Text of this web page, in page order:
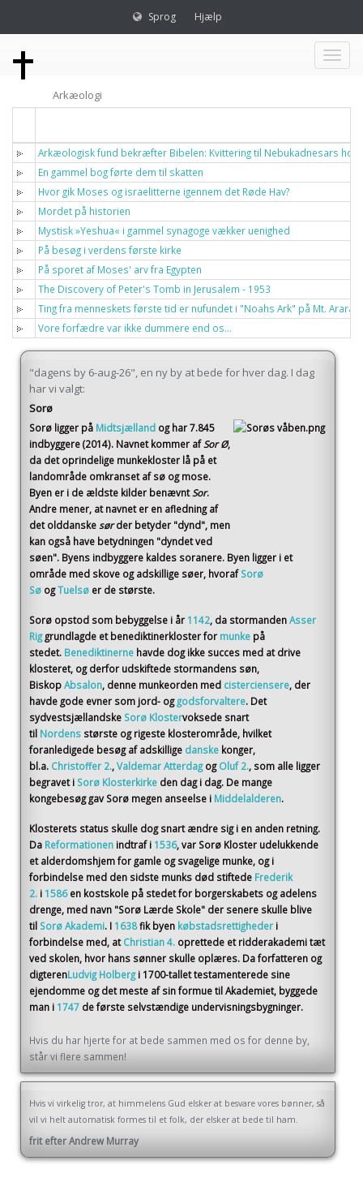
Sprog Hjælp
Toggle
Arkæologi
Arkæologisk fund bekræfter Bibelen: Kvittering til Nebukadnesars
En gammel bog førte dem til skatten
Hvor gik Moses og israelitterne igennem det Røde Hav?
Mordet på historien
Mystisk »Yeshua« i gammel synagoge vækker uenighed
På besøg i verdens første kirke
På sporet af Moses' arv fra Egypten
The Discovery of Peter's Tomb in Jerusalem - 1953
Ting fra menneskets første tid er nufundet i "Noahs Ark" på Mt. Ararat
Vore forfædre var ikke dummere end os…
"dagens by 6-aug-26", en ny by at bede for hver dag. I dag
har vi valgt:
Sorø
Sorø ligger på Midtsjælland og har 7.845
indbyggere (2014). Navnet kommer af Sor Ø,
da det oprindelige munkekloster lå på et
landområde omkranset af sø og mose.
Byen er i de ældste kilder benævnt Sor.
Andre mener, at navnet er en afledning af
det olddanske sør der betyder "dynd", men
kan også have betydningen "dyndet ved
søen". Byens indbyggere kaldes soranere. Byen ligger i et
område med skove og adskillige søer, hvoraf Sorø
Sø ogTuelsø er de største.
Sorø opstod som bebyggelse i år 1142, da stormandenAsser
Rig grundlagde et benediktinerkloster for munke på
stedet. Benediktinerne havde dog ikke succes med at drive
klosteret, og derfor udskiftede stormandens søn,
BiskopAbsalon, denne munkeorden med cisterciensere, der
havde gode evner som jord- og godsforvaltere. Det
sydvestsjællandske Sorø Klostervoksede snart
til Nordens største og rigeste klosterområde, hvilket
foranledigede besøg af adskillige danske konger,
bl.a. Christoffer 2.,Valdemar Atterdag og Oluf 2., som alle ligger
begravet i Sorø Klosterkirke den dag i dag. De mange
kongebesøg gav Sorø megen anseelse i Middelalderen.
Klosterets status skulle dog snart ændre sig i en anden retning.
Da Reformationen indtraf i 1536, var Sorø Kloster udelukkende
et alderdomshjem for gamle og svagelige munke, og i
forbindelse med den sidste munks død stiftede Frederik
2. i 1586 en kostskole på stedet for borgerskabets og adelens
drenge, med navn "Sorø Lærde Skole" der senere skulle blive
til Sorø Akademi. I 1638fik byen købstadsrettigheder i
forbindelse med, at Christian 4. oprettede et ridderakademi tæt
ved skolen, hvor hans sønner skulle oplæres. Da forfatteren og
digterenLudvig Holberg i 1700-tallet testamenterede sine
ejendomme og det meste af sin formue til Akademiet, byggede
man i 1747 de første selvstændige undervisningsbygninger.
Hvis du har hjerte for at bede sammen med os for denne by,
står vi flere sammen!
Hvis vi virkelig tror, at himmelens Gud elsker at besvare vores bønner, så
vil vi helt automatisk formes til et folk, der elsker at bede til ham.
frit efter Andrew Murray